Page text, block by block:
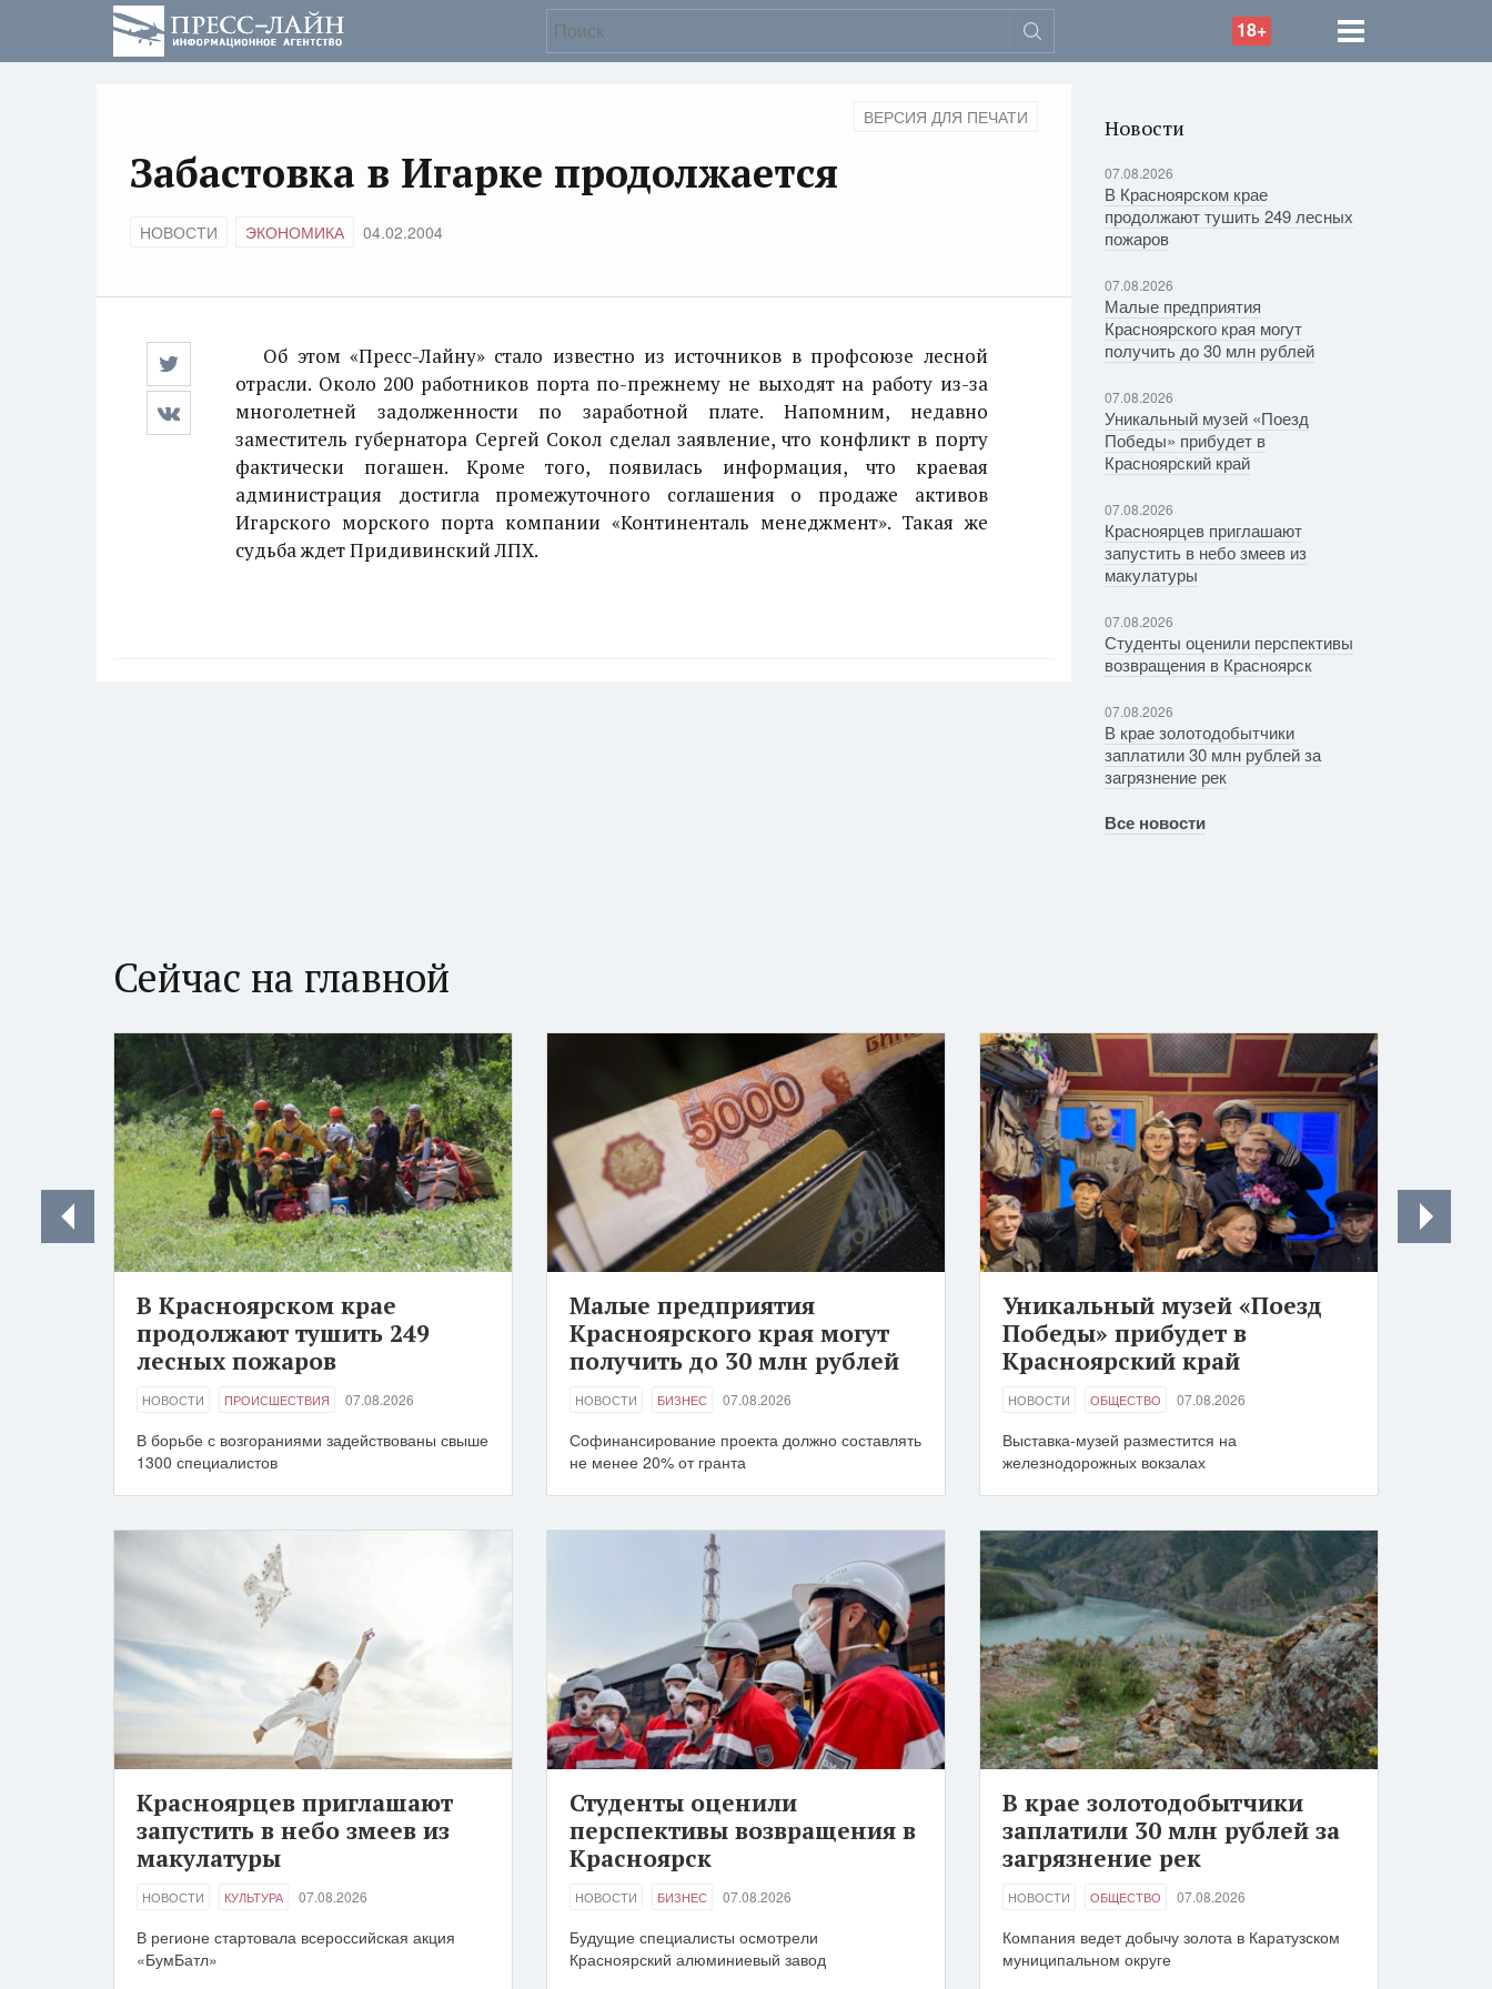
18+
ВЕРСИЯ ДЛЯ ПЕЧАТИ
Забастовка в Игарке продолжается
НОВОСТИ ЭКОНОМИКА 04.02.2004
Об этом «Пресс-Лайну» стало известно из источников в профсоюзе лесной
отрасли. Около 200 работников порта по-прежнему не выходят на работу из-за
многолетней задолженности по заработной плате. Напомним, недавно
заместитель губернатора Сергей Сокол сделал заявление, что конфликт в порту
фактически погашен. Кроме того, появилась информация, что краевая
администрация достигла промежуточного соглашения о продаже активов
Игарского морского порта компании «Континенталь менеджмент». Такая же
судьба ждет Придивинский ЛПХ.
Новости
07.08.2026
В Красноярском крае
продолжают тушить 249 лесных
пожаров
07.08.2026
Малые предприятия
Красноярского края могут
получить до 30 млн рублей
07.08.2026
Уникальный музей «Поезд
Победы» прибудет в
Красноярский край
07.08.2026
Красноярцев приглашают
запустить в небо змеев из
макулатуры
07.08.2026
Студенты оценили перспективы
возвращения в Красноярск
07.08.2026
В крае золотодобытчики
заплатили 30 млн рублей за
загрязнение рек
Все новости
Сейчас на главной
В Красноярском крае
продолжают тушить 249
лесных пожаров
НОВОСТИ ПРОИСШЕСТВИЯ 07.08.2026
В борьбе с возгораниями задействованы свыше
1300 специалистов
Малые предприятия
Красноярского края могут
получить до 30 млн рублей
НОВОСТИ БИЗНЕС 07.08.2026
Софинансирование проекта должно составлять
не менее 20% от гранта
Уникальный музей «Поезд
Победы» прибудет в
Красноярский край
НОВОСТИ ОБЩЕСТВО 07.08.2026
Выставка-музей разместится на
железнодорожных вокзалах
Красноярцев приглашают
запустить в небо змеев из
макулатуры
НОВОСТИ КУЛЬТУРА 07.08.2026
В регионе стартовала всероссийская акция
«БумБатл»
Студенты оценили
перспективы возвращения в
Красноярск
НОВОСТИ БИЗНЕС 07.08.2026
Будущие специалисты осмотрели
Красноярский алюминиевый завод
В крае золотодобытчики
заплатили 30 млн рублей за
загрязнение рек
НОВОСТИ ОБЩЕСТВО 07.08.2026
Компания ведет добычу золота в Каратузском
муниципальном округе